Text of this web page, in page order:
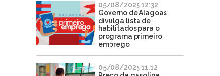
05/08/2025 12:32
Governo de Alagoas
divulga lista de
habilitados para o
programa primeiro
emprego
05/08/2025 11:12